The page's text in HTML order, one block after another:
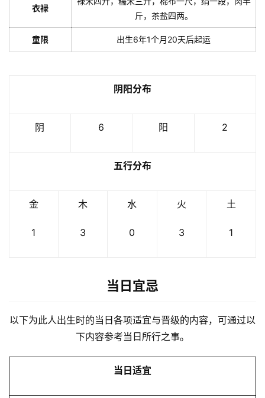
衣禄
斤，茶盐四两。
童限 出生6年1个月20天后起运
阴阳分布
阴 6 阳 2
五行分布
金
1
木
3
水
0
火
3
土
1
当日宜忌
以下为此人出生时的当日各项适宜与晋级的内容，可通过以
下内容参考当日所行之事。
当日适宜